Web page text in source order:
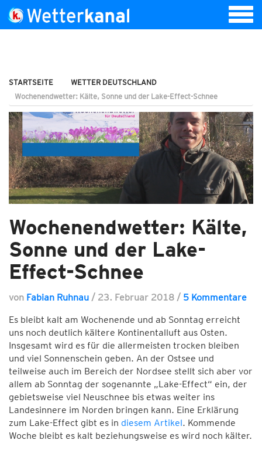
STARTSEITE
WETTER DEUTSCHLAND
Wochenendwetter: Kälte, Sonne und der Lake-Effect-Schnee
Wochenendwetter: Kälte,
Sonne und der Lake-
Effect-Schnee
von Fabian Ruhnau / 23. Februar 2018 / 5 Kommentare
Es bleibt kalt am Wochenende und ab Sonntag erreicht
uns noch deutlich kältere Kontinentalluft aus Osten.
Insgesamt wird es für die allermeisten trocken bleiben
und viel Sonnenschein geben. An der Ostsee und
teilweise auch im Bereich der Nordsee stellt sich aber vor
allem ab Sonntag der sogenannte „Lake-Effect“ ein, der
gebietsweise viel Neuschnee bis etwas weiter ins
Landesinnere im Norden bringen kann. Eine Erklärung
zum Lake-Effect gibt es in diesem Artikel. Kommende
Woche bleibt es kalt beziehungsweise es wird noch kälter.